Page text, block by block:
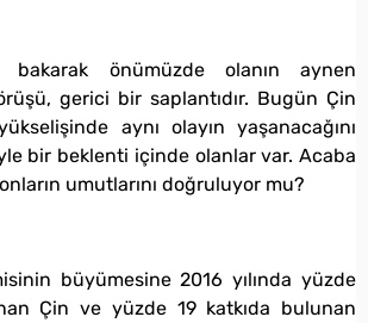
bakarak önümüzde olanın aynen
gerici bir saplantıdır. Bugün Çin
aynı olayın yaşanacağını
bir beklenti içinde olanlar var. Acaba
onların umutlarını doğruluyor mu?
büyümesine 2016 yılında yüzde
Çin ve yüzde 19 katkıda bulunan